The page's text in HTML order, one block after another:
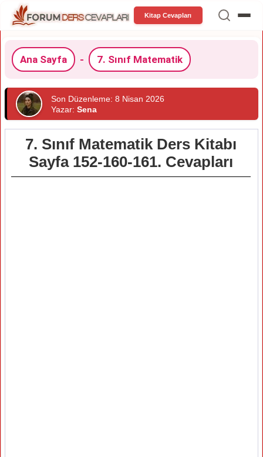
Kitap Cevapları
Ana Sayfa - 7. Sınıf Matematik
Son Düzenleme: 8 Nisan 2026
Yazar: Sena
7. Sınıf Matematik Ders Kitabı
Sayfa 152-160-161. Cevapları